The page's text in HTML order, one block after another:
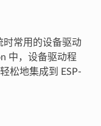
时常用的设备驱动
中，设备驱动程
松地集成到 ESP-